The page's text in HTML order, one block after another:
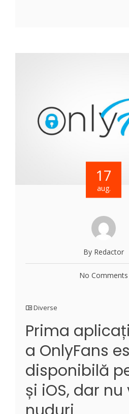
17
aug.
By Redactor
No Comments
Diverse
Prima
a OnlyFans
disponibilă
și iOS, dar